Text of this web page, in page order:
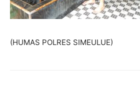
(HUMAS POLRES SIMEULUE)